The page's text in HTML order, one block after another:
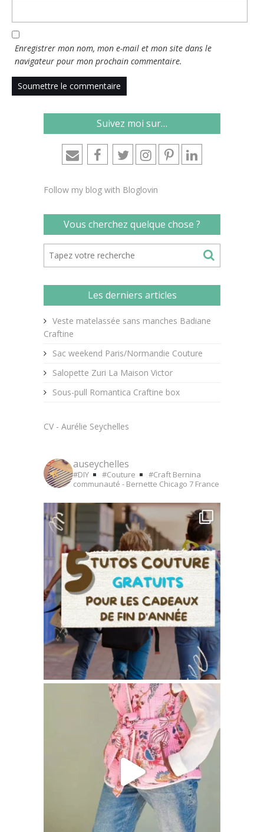
Enregistrer mon nom, mon e-mail et mon site dans le
navigateur pour mon prochain commentaire.
Suivez moi sur…
Follow my blog with Bloglovin
Vous cherchez quelque chose ?
Les derniers articles
Veste matelassée sans manches Badiane
Craftine
Sac weekend Paris/Normandie Couture
Salopette Zuri La Maison Victor
Sous-pull Romantica Craftine box
CV - Aurélie Seychelles
auseychelles
#DIY #Couture #Craft Bernina
communauté - Bernette Chicago 7 France